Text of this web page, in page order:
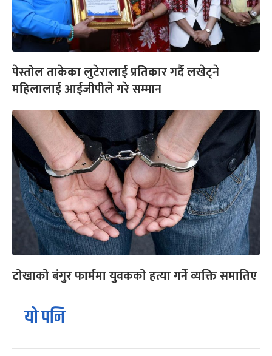
पेस्तोल ताकेका लुटेरालाई प्रतिकार गर्दै लखेट्ने
महिलालाई आईजीपीले गरे सम्मान
टोखाको बंगुर फार्ममा युवकको हत्या गर्ने व्यक्ति समातिए
यो पनि